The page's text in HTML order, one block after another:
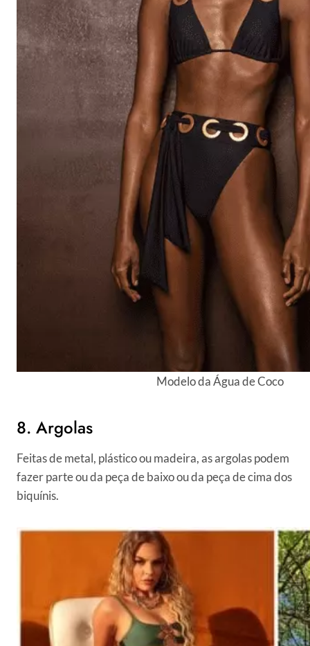
Modelo da Água de Coco
8. Argolas
Feitas de metal, plástico ou madeira, as argolas podem
fazer parte ou da peça de baixo ou da peça de cima dos
biquínis.